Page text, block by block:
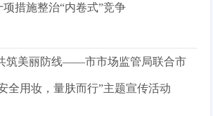
措施整治“内卷式”竞争
筑美丽防线——市市场监管局联合市
全用妆，量肤而行”主题宣传活动